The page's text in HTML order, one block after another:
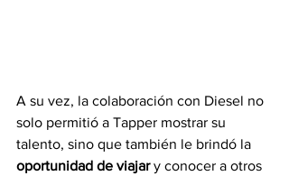
A su vez, la colaboración con Diesel no
solo permitió a Tapper mostrar su
talento, sino que también le brindó la
oportunidad de viajar y conocer a otros